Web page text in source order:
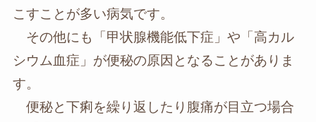
こすことが多い病気です。
その他にも「甲状腺機能低下症」や「高カル
シウム血症」が便秘の原因となることがありま
す。
便秘と下痢を繰り返したり腹痛が目立つ場合